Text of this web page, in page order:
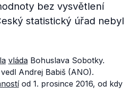
bez vysvětlení
statistický úřad nebyl
vládaBohuslava Sobotky.
Andrej Babiš (ANO).
od 1. prosince 2016, od kdy